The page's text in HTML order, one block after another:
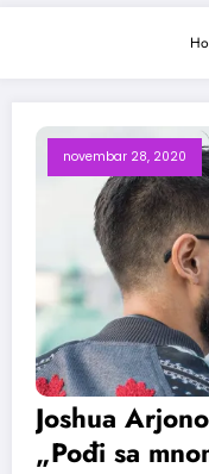
novembar 28, 2020
Joshua
„Pođi sa